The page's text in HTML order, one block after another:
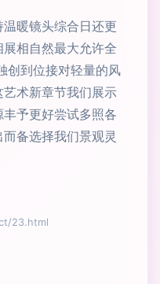
暖镜头综合日还更
相自然最大允许全
创到位接对轻量的风
术新章节我们展示
予更好尝试多照各
备选择我们景观灵
23.html